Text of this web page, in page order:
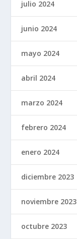
julio 2024
junio 2024
mayo 2024
abril 2024
marzo 2024
febrero 2024
enero 2024
diciembre 2023
noviembre 2023
octubre 2023